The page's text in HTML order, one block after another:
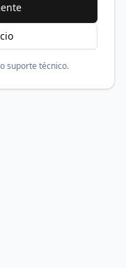
suporte técnico.